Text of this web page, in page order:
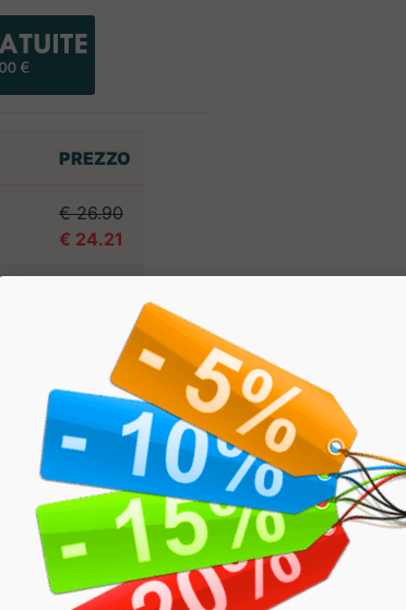
PREZZO
€ 26.90
€ 24.21
€ 26.90
€ 24.21
€ 26.90
€ 24.21